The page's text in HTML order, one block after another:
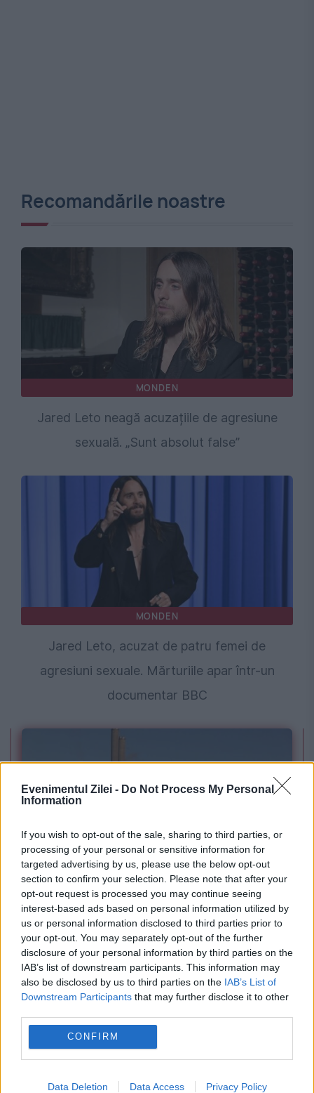
Evenimentul Zilei - Do Not Process My Personal
Information
If you wish to opt-out of the sale, sharing to third parties, or
processing of your personal or sensitive information for
targeted advertising by us, please use the below opt-out
section to confirm your selection. Please note that after your
opt-out request is processed you may continue seeing
interest-based ads based on personal information utilized by
us or personal information disclosed to third parties prior to
your opt-out. You may separately opt-out of the further
disclosure of your personal information by third parties on the
IAB’s list of downstream participants. This information may
also be disclosed by us to third parties on the IAB’s List of
Downstream Participants that may further disclose it to other
CONFIRM
Data Deletion Data Access Privacy Policy
Recomandările noastre
MONDEN
Jared Leto neagă acuzațiile de agresiune
sexuală. „Sunt absolut false”
MONDEN
Jared Leto, acuzat de patru femei de
agresiuni sexuale. Mărturiile apar într-un
documentar BBC
POLITICA
PSD cere activarea mecanismului european
de urgență pentru energie și susține
menținerea centralelor pe cărbune. Critici la
adresa lui Bolojan